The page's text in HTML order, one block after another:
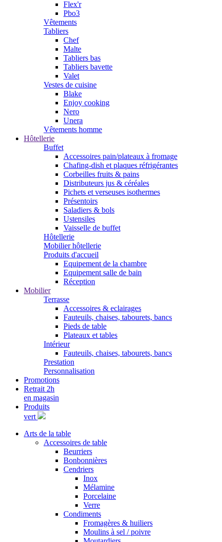
Flex'r
Pbo3
Vêtements
Tabliers
Chef
Malte
Tabliers bas
Tabliers bavette
Valet
Vestes de cuisine
Blake
Enjoy cooking
Nero
Unera
Vêtements homme
Hôtellerie
Buffet
Accessoires pain/plateaux à fromage
Chafing-dish et plaques réfrigérantes
Corbeilles fruits & pains
Distributeurs jus & céréales
Pichets et verseuses isothermes
Présentoirs
Saladiers & bols
Ustensiles
Vaisselle de buffet
Hôtellerie
Mobilier hôtellerie
Produits d'accueil
Equipement de la chambre
Equipement salle de bain
Réception
Mobilier
Terrasse
Accessoires & eclairages
Fauteuils, chaises, tabourets, bancs
Pieds de table
Plateaux et tables
Intérieur
Fauteuils, chaises, tabourets, bancs
Prestation
Personnalisation
Promotions
Retrait 2h
en magasin
Produits
vert
Arts de la table
Accessoires de table
Beurriers
Bonbonnières
Cendriers
Inox
Mélamine
Porcelaine
Verre
Condiments
Fromagères & huiliers
Moulins à sel / poivre